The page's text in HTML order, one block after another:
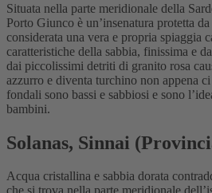
Situata nella parte meridionale della
Porto Giunco è un’insenatura protetta
considerata una vera e propria spiaggia
caratteristiche della sabbia, finissima e
dai piccolissimi detriti di granito rosa
azzurro e diventa turchino non appena
fondali sono bassi e sabbiosi e sono
bambini.
Solanas, Sinnai
Acqua cristallina e sabbia dorata